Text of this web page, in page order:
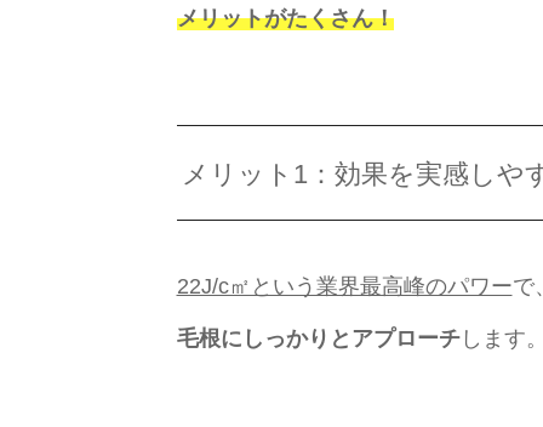
メリットがたくさん！
メリット1：効果を実感しや
22J/c㎡という業界最高峰のパワーで、
毛根にしっかりとアプローチします。